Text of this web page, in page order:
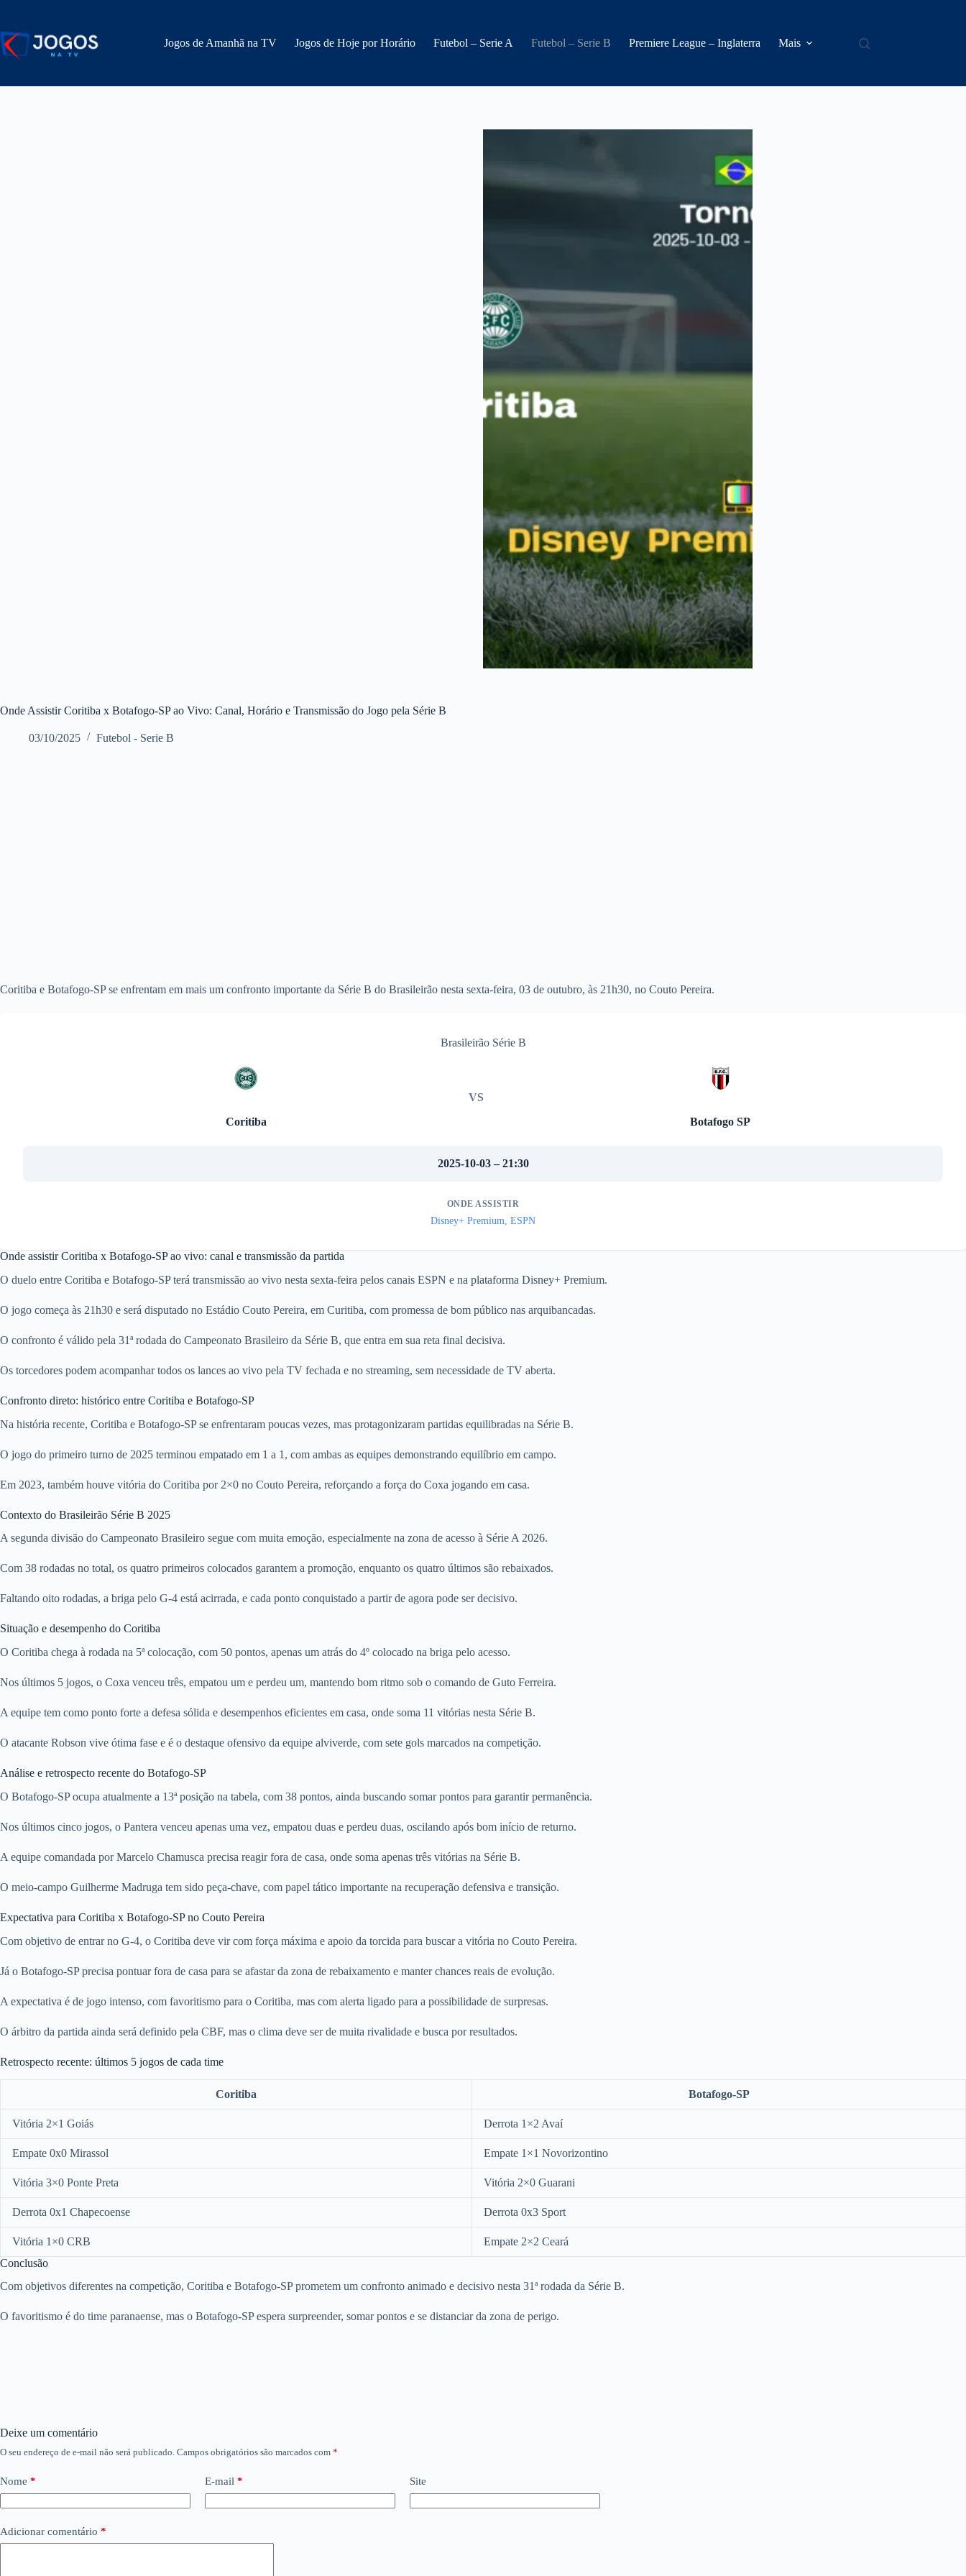
o
conteúdo
Jogos de Amanhã na TV Jogos de Hoje por Horário Futebol – Serie A Futebol – Serie B Premiere League – Inglaterra Mais
Onde Assistir Coritiba x Botafogo-SP ao Vivo: Canal, Horário e Transmissão do Jogo pela Série B
03/10/2025 Futebol - Serie B
Coritiba e Botafogo-SP se enfrentam em mais um confronto importante da Série B do Brasileirão nesta sexta-feira, 03 de outubro, às 21h30, no Couto Pereira.
Brasileirão Série B
Coritiba
VS
Botafogo SP
2025-10-03 – 21:30
ONDE ASSISTIR
Disney+ Premium, ESPN
Onde assistir Coritiba x Botafogo-SP ao vivo: canal e transmissão da partida
O duelo entre Coritiba e Botafogo-SP terá transmissão ao vivo nesta sexta-feira pelos canais ESPN e na plataforma Disney+ Premium.
O jogo começa às 21h30 e será disputado no Estádio Couto Pereira, em Curitiba, com promessa de bom público nas arquibancadas.
O confronto é válido pela 31ª rodada do Campeonato Brasileiro da Série B, que entra em sua reta final decisiva.
Os torcedores podem acompanhar todos os lances ao vivo pela TV fechada e no streaming, sem necessidade de TV aberta.
Confronto direto: histórico entre Coritiba e Botafogo-SP
Na história recente, Coritiba e Botafogo-SP se enfrentaram poucas vezes, mas protagonizaram partidas equilibradas na Série B.
O jogo do primeiro turno de 2025 terminou empatado em 1 a 1, com ambas as equipes demonstrando equilíbrio em campo.
Em 2023, também houve vitória do Coritiba por 2×0 no Couto Pereira, reforçando a força do Coxa jogando em casa.
Contexto do Brasileirão Série B 2025
A segunda divisão do Campeonato Brasileiro segue com muita emoção, especialmente na zona de acesso à Série A 2026.
Com 38 rodadas no total, os quatro primeiros colocados garantem a promoção, enquanto os quatro últimos são rebaixados.
Faltando oito rodadas, a briga pelo G-4 está acirrada, e cada ponto conquistado a partir de agora pode ser decisivo.
Situação e desempenho do Coritiba
O Coritiba chega à rodada na 5ª colocação, com 50 pontos, apenas um atrás do 4º colocado na briga pelo acesso.
Nos últimos 5 jogos, o Coxa venceu três, empatou um e perdeu um, mantendo bom ritmo sob o comando de Guto Ferreira.
A equipe tem como ponto forte a defesa sólida e desempenhos eficientes em casa, onde soma 11 vitórias nesta Série B.
O atacante Robson vive ótima fase e é o destaque ofensivo da equipe alviverde, com sete gols marcados na competição.
Análise e retrospecto recente do Botafogo-SP
O Botafogo-SP ocupa atualmente a 13ª posição na tabela, com 38 pontos, ainda buscando somar pontos para garantir permanência.
Nos últimos cinco jogos, o Pantera venceu apenas uma vez, empatou duas e perdeu duas, oscilando após bom início de returno.
A equipe comandada por Marcelo Chamusca precisa reagir fora de casa, onde soma apenas três vitórias na Série B.
O meio-campo Guilherme Madruga tem sido peça-chave, com papel tático importante na recuperação defensiva e transição.
Expectativa para Coritiba x Botafogo-SP no Couto Pereira
Com objetivo de entrar no G-4, o Coritiba deve vir com força máxima e apoio da torcida para buscar a vitória no Couto Pereira.
Já o Botafogo-SP precisa pontuar fora de casa para se afastar da zona de rebaixamento e manter chances reais de evolução.
A expectativa é de jogo intenso, com favoritismo para o Coritiba, mas com alerta ligado para a possibilidade de surpresas.
O árbitro da partida ainda será definido pela CBF, mas o clima deve ser de muita rivalidade e busca por resultados.
Retrospecto recente: últimos 5 jogos de cada time
Coritiba Botafogo-SP
Vitória 2×1 Goiás Derrota 1×2 Avaí
Empate 0x0 Mirassol Empate 1×1 Novorizontino
Vitória 3×0 Ponte Preta Vitória 2×0 Guarani
Derrota 0x1 Chapecoense Derrota 0x3 Sport
Vitória 1×0 CRB
Empate 2×2 Ceará
Conclusão
Com objetivos diferentes na competição, Coritiba e Botafogo-SP prometem um confronto animado e decisivo nesta 31ª rodada da Série B.
O favoritismo é do time paranaense, mas o Botafogo-SP espera surpreender, somar pontos e se distanciar da zona de perigo.
Deixe um comentário
O seu endereço de e-mail não será publicado. Campos obrigatórios são marcados com *
Nome * E-mail * Site
Adicionar comentário *